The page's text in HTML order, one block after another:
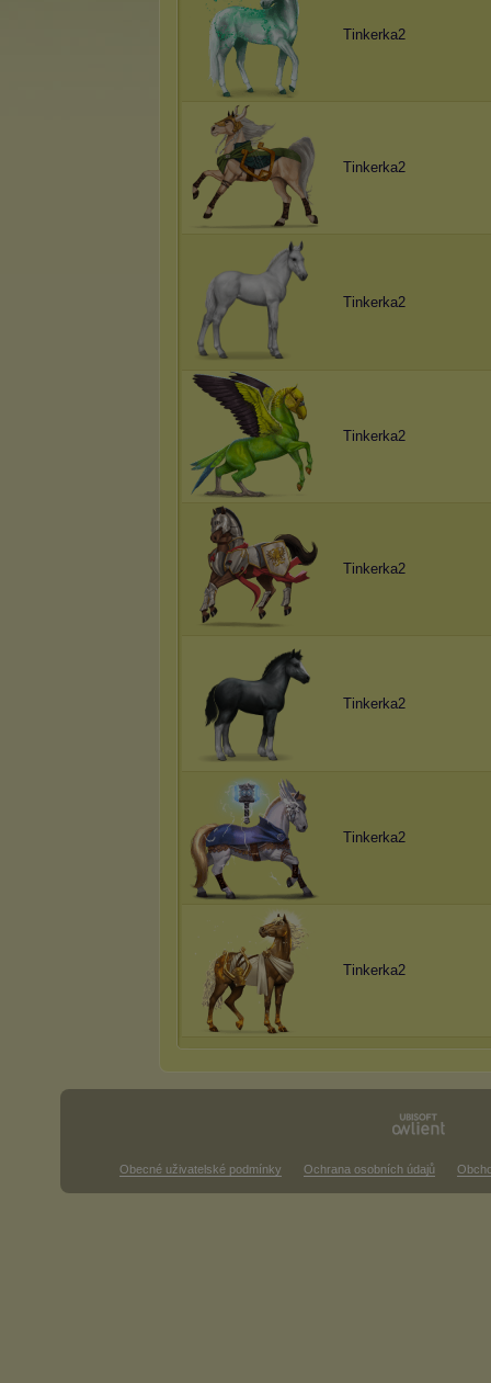
Tinkerka2
Tinkerka2
Tinkerka2
Tinkerka2
Tinkerka2
Tinkerka2
Tinkerka2
Tinkerka2
Obecné uživatelské podmínky Ochrana osobních údajů